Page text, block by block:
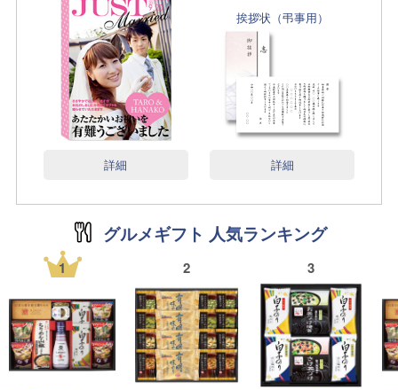
詳細
挨拶状（弔事用）
詳細
グルメギフト 人気ランキング
1 2 3